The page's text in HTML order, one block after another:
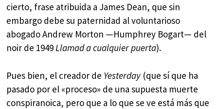
cierto, frase atribuida a James Dean, que sin
embargo debe su paternidad al voluntarioso
abogado Andrew Morton —Humphrey Bogart— del
noir de 1949Llamad a cualquier puerta).
Pues bien, el creador de Yesterday (que sí que ha
pasado por el «proceso» de una supuesta muerte
conspiranoica, pero que a lo que se ve está más que